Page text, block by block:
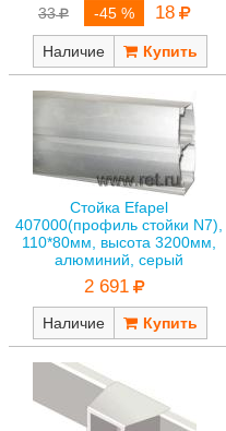
33 -45 % 18
Наличие
Стойка Efapel
407000(профиль стойки N7),
110*80мм, высота 3200мм,
алюминий, серый
2 691
Наличие